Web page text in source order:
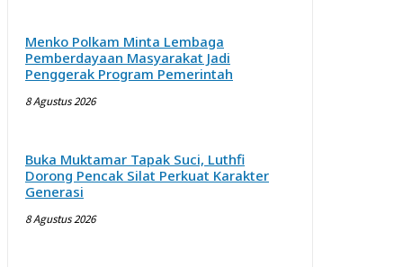
Menko Polkam Minta Lembaga
Pemberdayaan Masyarakat Jadi
Penggerak Program Pemerintah
8 Agustus 2026
Buka Muktamar Tapak Suci, Luthfi
Dorong Pencak Silat Perkuat Karakter
Generasi
8 Agustus 2026